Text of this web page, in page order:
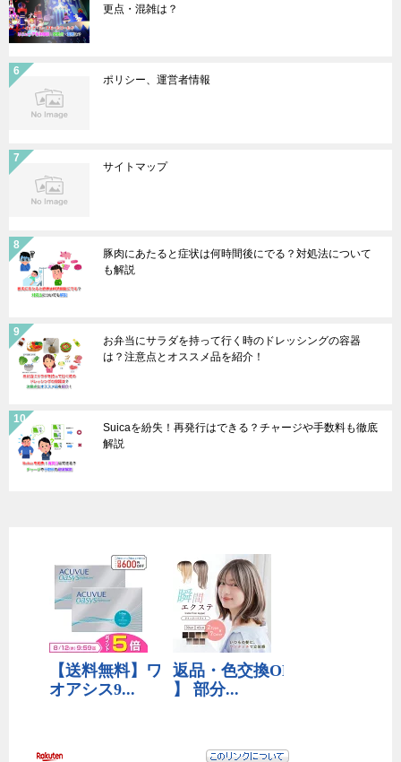
更点・混雑は？
ポリシー、運営者情報
サイトマップ
豚肉にあたると症状は何時間後にでる？対処法について
も解説
お弁当にサラダを持って行く時のドレッシングの容器
は？注意点とオススメ品を紹介！
Suicaを紛失！再発行はできる？チャージや手数料も徹底
解説